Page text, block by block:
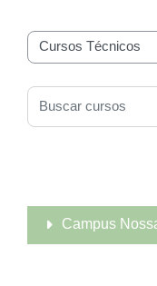
Categorias de
Buscar cursos
Campus